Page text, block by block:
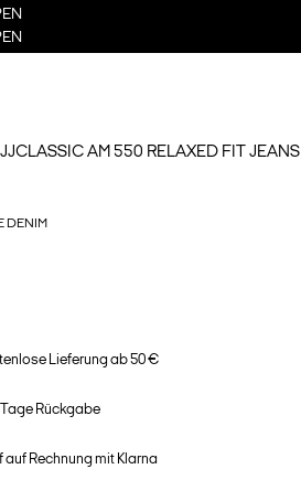
AM 550 RELAXED FIT JEANS
DENIM
Lieferung ab 50 €
Tage Rückgabe
auf Rechnung mit Klarna